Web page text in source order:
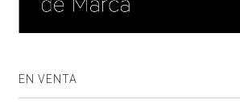
EN VENTA